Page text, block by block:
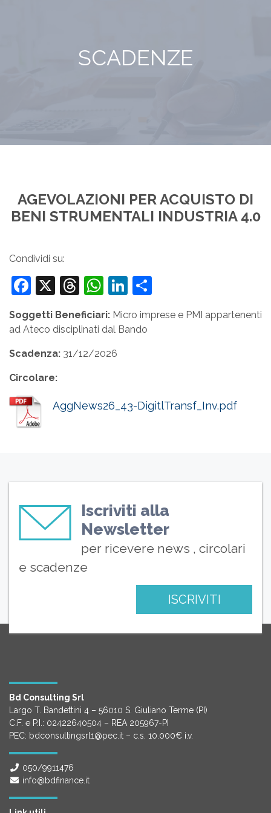
SCADENZE
AGEVOLAZIONI PER ACQUISTO DI
BENI STRUMENTALI INDUSTRIA 4.0
Condividi su:
Facebook
X Threads
WhatsApp
LinkedIn
Soggetti Beneficiari: Micro imprese e PMI appartenenti
ad Ateco disciplinati dal Bando
Scadenza: 31/12/2026
Circolare:
AggNews26_43-DigitlTransf_Inv.pdf
Iscriviti alla
Newsletter
per ricevere news , circolari
e scadenze
ISCRIVITI
Bd Consulting Srl
Largo T. Bandettini 4 – 56010 S. Giuliano Terme (PI)
C.F. e P.I.: 02422640504 – REA 205967-PI
PEC: bdconsultingsrl1@pec.it – c.s. 10.000€ i.v.
050/9911476
info@bdfinance.it